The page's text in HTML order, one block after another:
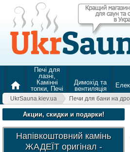
home
Печі для
лазні,
Камінні
топки, Печі
для
опалення
Димохід та
вентиляція
UkrSauna.kiev.ua Печи для бани на
Акции, скидки и подарки!
Напівкоштовний камінь
ЖАДЕЇТ оригінал -